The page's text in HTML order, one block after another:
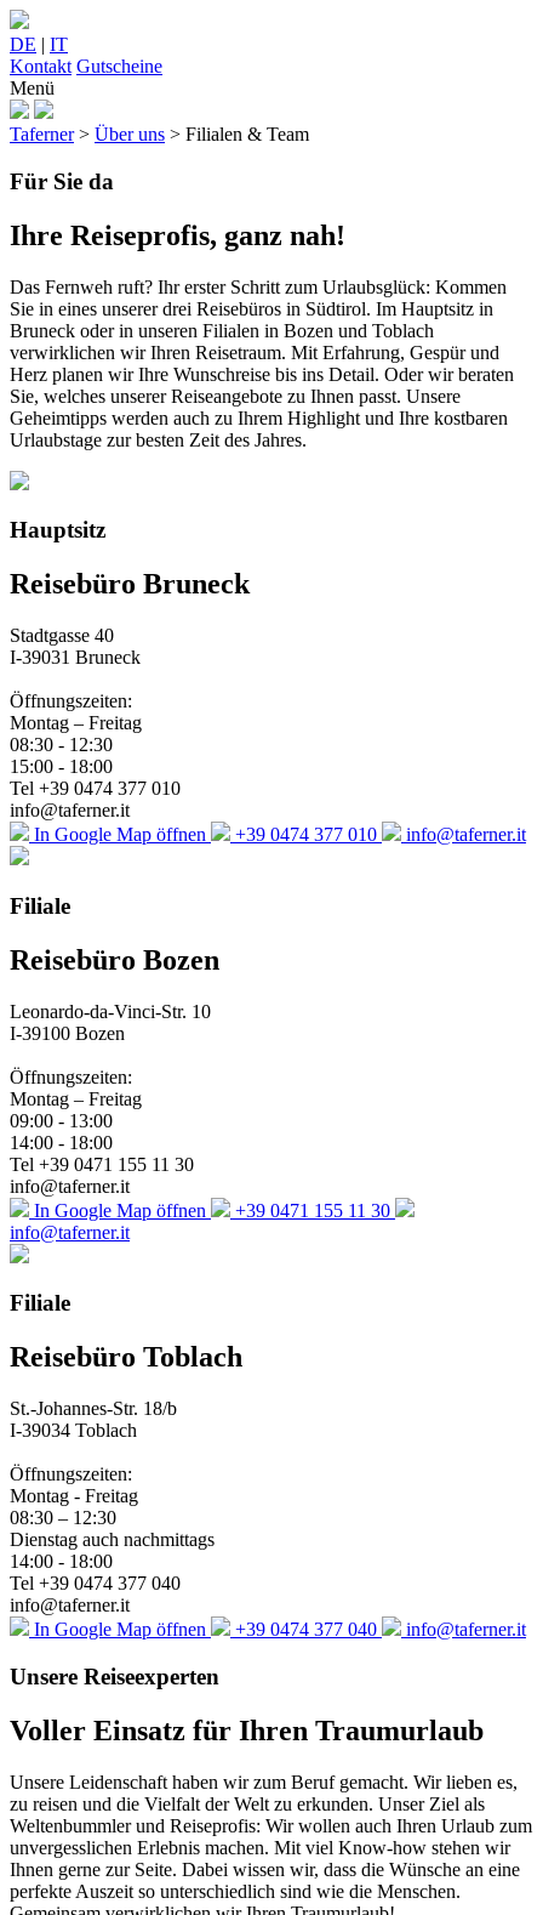
DE | IT
Kontakt Gutscheine
Menü
Taferner> Über uns > Filialen & Team
Für Sie da
Ihre Reiseprofis, ganz nah!
Das Fernweh ruft? Ihr erster Schritt zum Urlaubsglück: Kommen
Sie in eines unserer drei Reisebüros in Südtirol. Im Hauptsitz in
Bruneck oder in unseren Filialen in Bozen und Toblach
verwirklichen wir Ihren Reisetraum. Mit Erfahrung, Gespür und
Herz planen wir Ihre Wunschreise bis ins Detail. Oder wir beraten
Sie, welches unserer Reiseangebote zu Ihnen passt. Unsere
Geheimtipps werden auch zu Ihrem Highlight und Ihre kostbaren
Urlaubstage zur besten Zeit des Jahres.
Hauptsitz
Reisebüro Bruneck
Stadtgasse 40
I-39031 Bruneck
Öffnungszeiten:
Montag – Freitag
08:30 - 12:30
15:00 - 18:00
Tel +39 0474 377 010
info@taferner.it
In Google Map öffnen
+39 0474 377 010 info@taferner.it
Filiale
Reisebüro Bozen
Leonardo-da-Vinci-Str. 10
I-39100 Bozen
Öffnungszeiten:
Montag – Freitag
09:00 - 13:00
14:00 - 18:00
Tel +39 0471 155 11 30
info@taferner.it
In Google Map öffnen
+39 0471 155 11 30
info@taferner.it
Filiale
Reisebüro Toblach
St.-Johannes-Str. 18/b
I-39034 Toblach
Öffnungszeiten:
Montag - Freitag
08:30 – 12:30
Dienstag auch nachmittags
14:00 - 18:00
Tel +39 0474 377 040
info@taferner.it
In Google Map öffnen
+39 0474 377 040 info@taferner.it
Unsere Reiseexperten
Voller Einsatz für Ihren Traumurlaub
Unsere Leidenschaft haben wir zum Beruf gemacht. Wir lieben es,
zu reisen und die Vielfalt der Welt zu erkunden. Unser Ziel als
Weltenbummler und Reiseprofis: Wir wollen auch Ihren Urlaub zum
unvergesslichen Erlebnis machen. Mit viel Know-how stehen wir
Ihnen gerne zur Seite. Dabei wissen wir, dass die Wünsche an eine
perfekte Auszeit so unterschiedlich sind wie die Menschen.